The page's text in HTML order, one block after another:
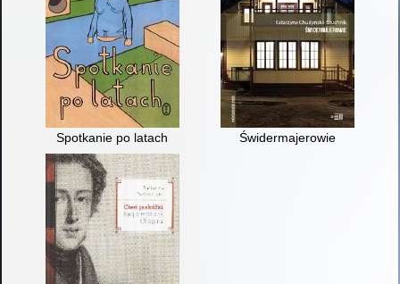
Spotkanie po latach Świdermajerowie